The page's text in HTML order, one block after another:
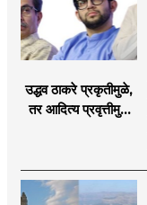
उद्धव ठाकरे प्रकृतीमुळे,
तर आदित्य प्रवृत्तीमुळे